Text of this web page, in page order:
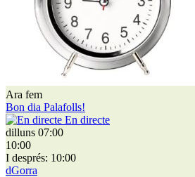
Ara fem
Bon dia Palafolls!
En directe
dilluns 07:00
10:00
I després: 10:00
dGorra